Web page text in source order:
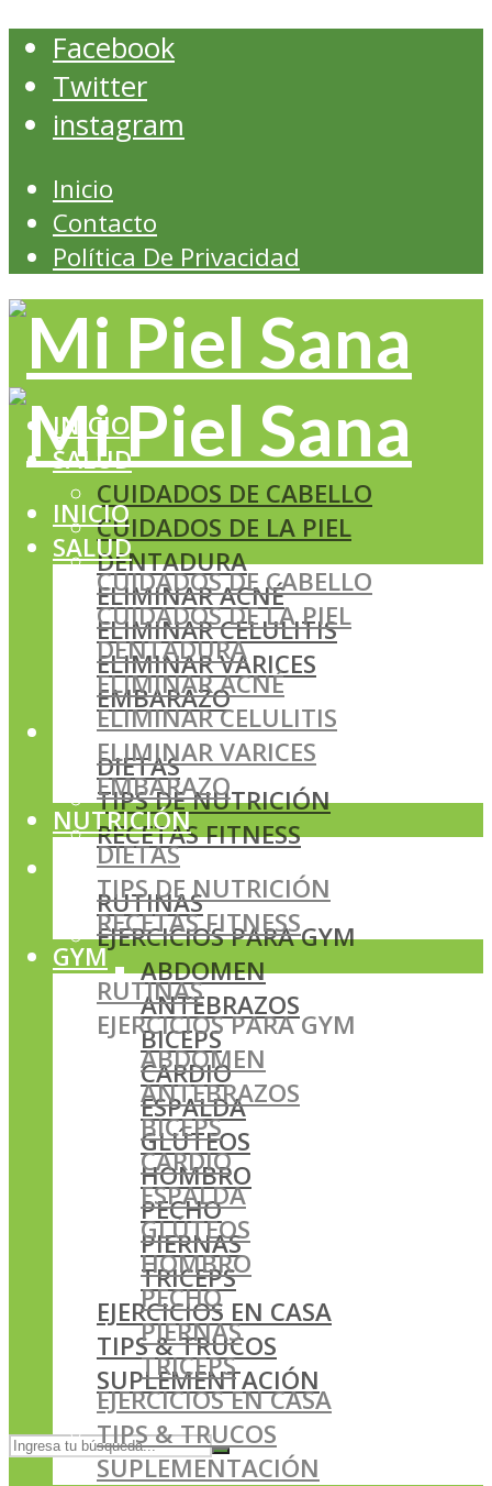
Facebook
Twitter
instagram
Inicio
Contacto
Política De Privacidad
INICIO
SALUD
CUIDADOS DE CABELLO
CUIDADOS DE LA PIEL
DENTADURA
ELIMINAR ACNÉ
ELIMINAR CELULITIS
ELIMINAR VARICES
EMBARAZO
NUTRICIÓN
DIETAS
TIPS DE NUTRICIÓN
RECETAS FITNESS
GYM
RUTINAS
EJERCICIOS PARA GYM
ABDOMEN
ANTEBRAZOS
BICEPS
CARDIO
ESPALDA
GLÚTEOS
HOMBRO
PECHO
PIERNAS
TRICEPS
EJERCICIOS EN CASA
TIPS & TRUCOS
SUPLEMENTACIÓN
INICIO
SALUD
CUIDADOS DE CABELLO
CUIDADOS DE LA PIEL
DENTADURA
ELIMINAR ACNÉ
ELIMINAR CELULITIS
ELIMINAR VARICES
EMBARAZO
NUTRICIÓN
DIETAS
TIPS DE NUTRICIÓN
RECETAS FITNESS
GYM
RUTINAS
EJERCICIOS PARA GYM
ABDOMEN
ANTEBRAZOS
BICEPS
CARDIO
ESPALDA
GLÚTEOS
HOMBRO
PECHO
PIERNAS
TRICEPS
EJERCICIOS EN CASA
TIPS & TRUCOS
SUPLEMENTACIÓN